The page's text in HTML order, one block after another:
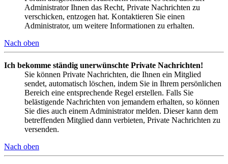
Administrator Ihnen das Recht, Private Nachrichten zu
verschicken, entzogen hat. Kontaktieren Sie einen
Administrator, um weitere Informationen zu erhalten.
Nach oben
Ich bekomme ständig unerwünschte Private Nachrichten!
Sie können Private Nachrichten, die Ihnen ein Mitglied
sendet, automatisch löschen, indem Sie in Ihrem persönlichen
Bereich eine entsprechende Regel erstellen. Falls Sie
belästigende Nachrichten von jemandem erhalten, so können
Sie dies auch einem Administrator melden. Dieser kann dem
betreffenden Mitglied dann verbieten, Private Nachrichten zu
versenden.
Nach oben